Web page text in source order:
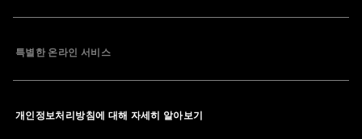
특별한 온라인 서비스
개인정보처리방침에 대해 자세히 알아보기